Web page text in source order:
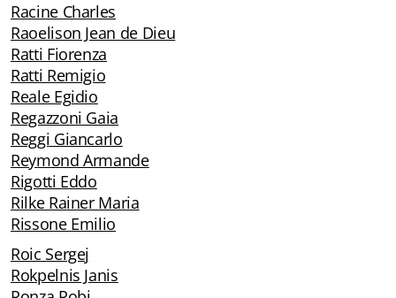
Racine Charles
Raoelison Jean de Dieu
Ratti Fiorenza
Ratti Remigio
Reale Egidio
Regazzoni Gaia
Reggi Giancarlo
Reymond Armande
Rigotti Eddo
Rilke Rainer Maria
Rissone Emilio
Roic Sergej
Rokpelnis Janis
Biblioteca letteraria Nord-Sud
Attualità & Studi
Collana di Lugano
Cymbae
Dibattiti & Documenti
EJO- European Journalism Observatory
Facsimili